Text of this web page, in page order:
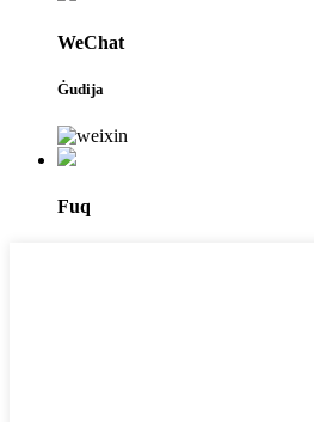
WeChat
Ġudija
Fuq